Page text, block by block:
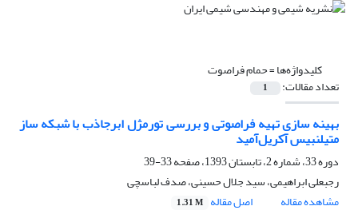
کلیدواژه‌ها =حمام فراصوت
تعداد مقالات: 1
بهینه سازی تهیه فراصوتی و بررسی تورمژل ابرجاذب با شبکه ساز
متیلنبیس آکریل‌آمید
دوره 33، شماره 2، تابستان 1393، صفحه
33-39
رجبعلی ابراهیمی، سید جلال حسینی، صدف لباسچی
مشاهده مقاله
اصل مقاله 1.31 M